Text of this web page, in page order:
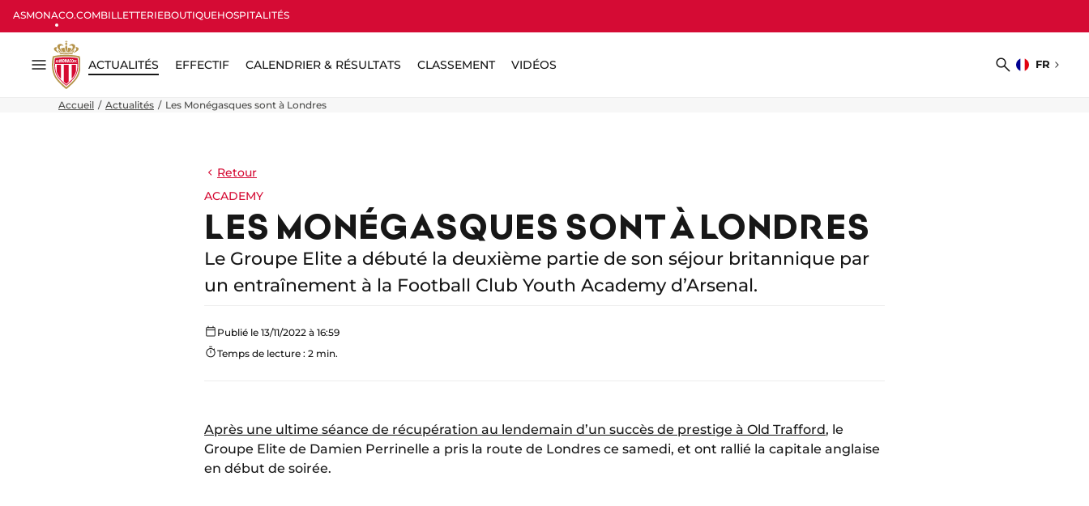
ASMONACO.COMBILLETTERIEBOUTIQUEHOSPITALITÉS
Menu
ACTUALITÉS EFFECTIF CALENDRIER & RÉSULTATS CLASSEMENT VIDÉOS
Recherche
FR
Choisir
Accueil Actualités Les Monégasques sont à Londres
Retour
ACADEMY
LES MONÉGASQUES SONT À LONDRES
Le Groupe Elite a débuté la deuxième partie de son séjour britannique par
un entraînement à la Football Club Youth Academy d’Arsenal.
Publié le 13/11/2022 à 16:59
Temps de lecture : 2 min.
Après une ultime séance de récupération au lendemain d’un succès de prestige à Old Trafford, le
Groupe Elite de Damien Perrinelle a pris la route de Londres ce samedi, et ont rallié la capitale anglaise
en début de soirée.